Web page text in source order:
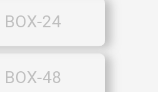
BOX-24
BOX-48